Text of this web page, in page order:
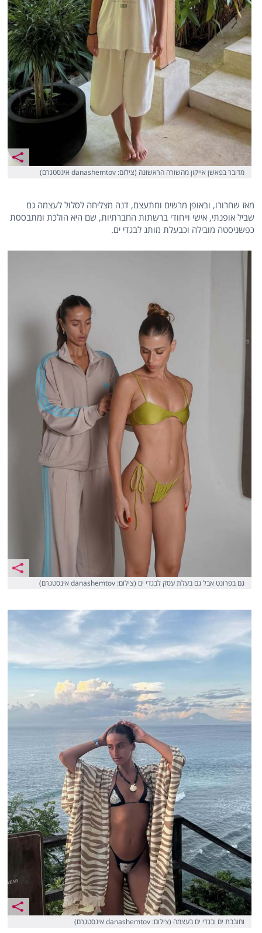
מדובר בפאשן אייקון מהשורה הראשונה (צילום: danashemtov אינסטגרם)
מאז שחרורו, ובאופן מרשים ומתעצם, דנה מצליחה לסלול לעצמה גם
שביל אופנתי, אישי וייחודי ברשתות החברתיות, שם היא הולכת ומתבססת
כפשניסטה מובילה וכבעלת מותג לבגדי ים.
גם בפרונט אבל גם בעלת עסק לבגדי ים (צילום: danashemtov אינסטגרם)
וחובבת ים ובגדי ים בעצמה (צילום: danashemtov אינסטגרם)